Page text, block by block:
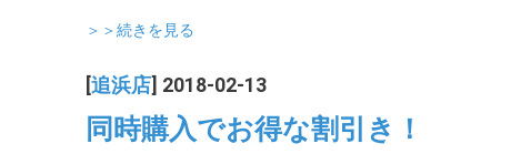
＞＞続きを見る
追浜店 ] 2018-02-13
同時購入でお得な割引き！